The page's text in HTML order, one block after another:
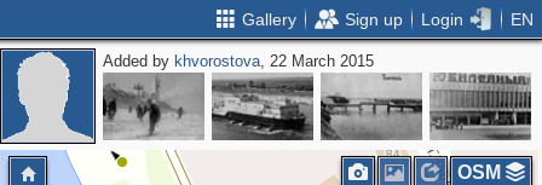
Gallery Sign up Login EN
Added by khvorostova, 22 March 2015
OSM